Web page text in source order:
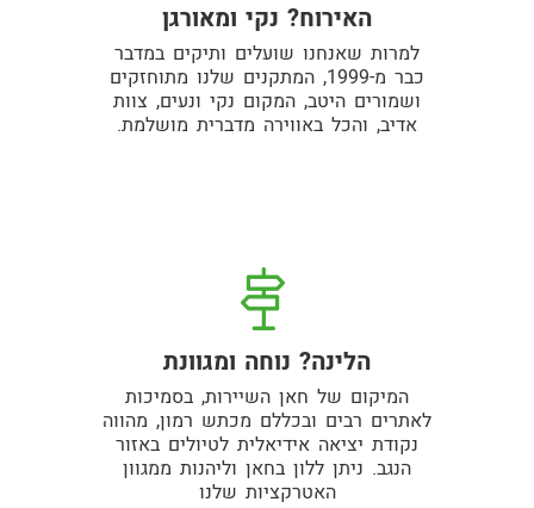
האירוח? נקי ומאורגן
למרות שאנחנו שועלים ותיקים במדבר
כבר מ-1999, המתקנים שלנו מתוחזקים
ושמורים היטב, המקום נקי ונעים, צוות
אדיב, והכל באווירה מדברית מושלמת.
הלינה? נוחה ומגוונת
המיקום של חאן השיירות, בסמיכות
לאתרים רבים ובכללם מכתש רמון, מהווה
נקודת יציאה אידיאלית לטיולים באזור
הנגב. ניתן ללון בחאן וליהנות ממגוון
האטרקציות שלנו